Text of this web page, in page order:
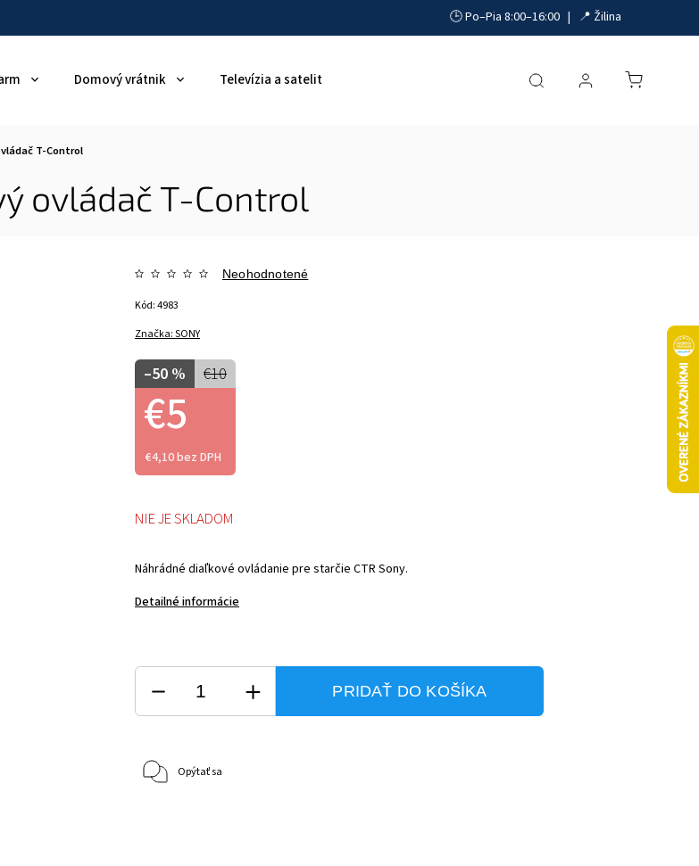
🕒 Po–Pia 8:00–16:00 | 📍 Žilina
Domový vrátnik Televízia a satelit Akumulátory, UPS a zdroje Parkovacie systémy
T-Control
ovládač T-Control
Značka:SONY
Neohodnotené
€10
–50 %
€5
€4,10 bez DPH
Kód:4983
Náhrádné diaľkové ovládanie pre starčie CTR Sony.
Detailné informácie
NIE JE SKLADOM
PRIDAŤ DO KOŠÍKA
Opýtať sa